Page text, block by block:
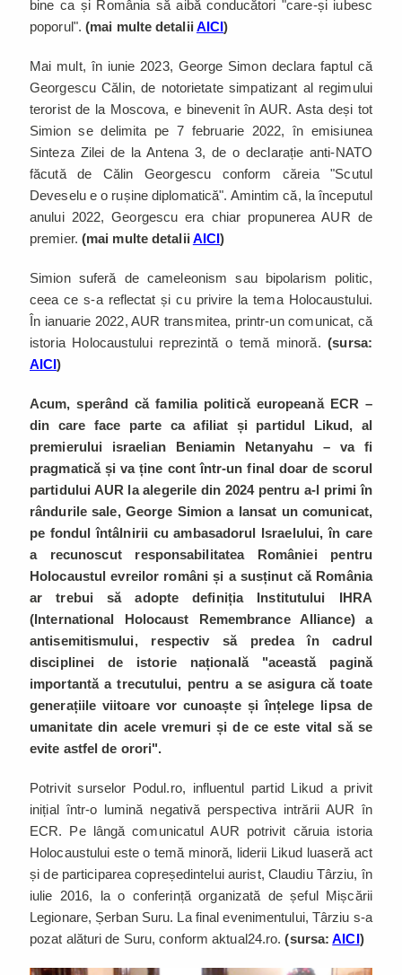
bine ca și România să aibă conducători "care-și iubesc
poporul". (mai multe detalii AICI)
Mai mult, în iunie 2023, George Simon declara faptul că
Georgescu Călin, de notorietate simpatizant al regimului
terorist de la Moscova, e binevenit în AUR. Asta deși tot
Simion se delimita pe 7 februarie 2022, în emisiunea
Sinteza Zilei de la Antena 3, de o declarație anti-NATO
făcută de Călin Georgescu conform căreia "Scutul
Deveselu e o rușine diplomatică". Amintim că, la începutul
anului 2022, Georgescu era chiar propunerea AUR de
premier. (mai multe detalii AICI)
Simion suferă de cameleonism sau bipolarism politic,
ceea ce s-a reflectat și cu privire la tema Holocaustului.
În ianuarie 2022, AUR transmitea, printr-un comunicat, că
istoria Holocaustului reprezintă o temă minoră. (sursa:
AICI)
Acum, sperând că familia politică europeană ECR –
din care face parte ca afiliat și partidul Likud, al
premierului israelian Beniamin Netanyahu – va fi
pragmatică și va ține cont într-un final doar de scorul
partidului AUR la alegerile din 2024 pentru a-l primi în
rândurile sale, George Simion a lansat un comunicat,
pe fondul întâlnirii cu ambasadorul Israelului, în care
a recunoscut responsabilitatea României pentru
Holocaustul evreilor români și a susținut că România
ar trebui să adopte definiția Institutului IHRA
(International Holocaust Remembrance Alliance) a
antisemitismului, respectiv să predea în cadrul
disciplinei de istorie națională "această pagină
importantă a trecutului, pentru a se asigura că toate
generațiile viitoare vor cunoaște și înțelege lipsa de
umanitate din acele vremuri și de ce este vital să se
evite astfel de orori".
Potrivit surselor Podul.ro, influentul partid Likud a privit
inițial într-o lumină negativă perspectiva intrării AUR în
ECR. Pe lângă comunicatul AUR potrivit căruia istoria
Holocaustului este o temă minoră, liderii Likud luaseră act
și de participarea copreședintelui aurist, Claudiu Târziu, în
iulie 2016, la o conferință organizată de șeful Mișcării
Legionare, Șerban Suru. La final evenimentului, Târziu s-a
pozat alături de Suru, conform aktual24.ro. (sursa:AICI)